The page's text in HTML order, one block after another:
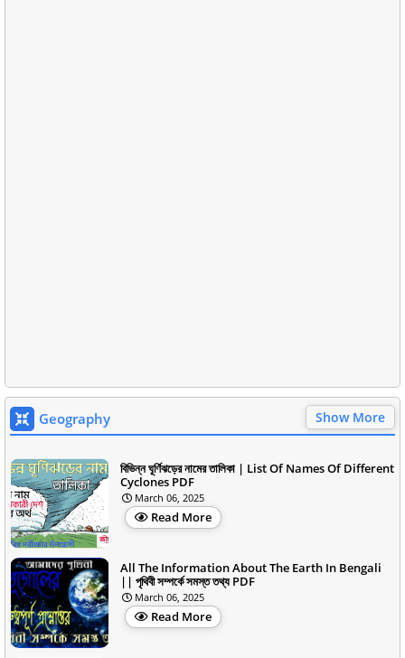
Geography Show More
বিভিন্ন ঘূর্ণিঝড়ের নামের তালিকা | List Of Names Of Different
Cyclones PDF
March 06, 2025
Read More
All The Information About The Earth In Bengali
|| পৃথিবী সম্পর্কে সমস্ত তথ্য PDF
March 06, 2025
Read More